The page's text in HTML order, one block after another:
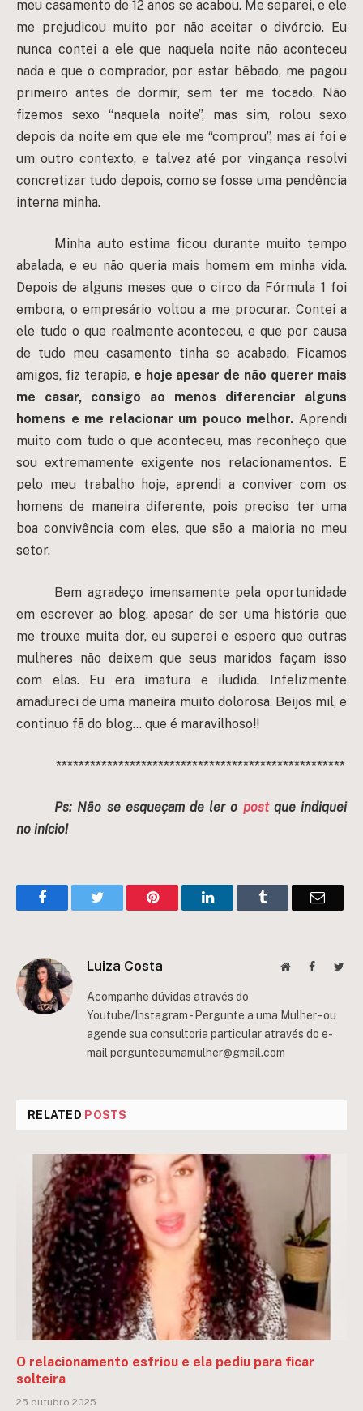
meu casamento de 12 anos se acabou. Me separei, e ele
me prejudicou muito por não aceitar o divórcio. Eu
nunca contei a ele que naquela noite não aconteceu
nada e que o comprador, por estar bêbado, me pagou
primeiro antes de dormir, sem ter me tocado. Não
fizemos sexo “naquela noite”, mas sim, rolou sexo
depois da noite em que ele me “comprou”, mas aí foi e
um outro contexto, e talvez até por vingança resolvi
concretizar tudo depois, como se fosse uma pendência
interna minha.
Minha auto estima ficou durante muito tempo
abalada, e eu não queria mais homem em minha vida.
Depois de alguns meses que o circo da Fórmula 1 foi
embora, o empresário voltou a me procurar. Contei a
ele tudo o que realmente aconteceu, e que por causa
de tudo meu casamento tinha se acabado. Ficamos
amigos, fiz terapia, e hoje apesar de não querer mais
me casar, consigo ao menos diferenciar alguns
homens e me relacionar um pouco melhor. Aprendi
muito com tudo o que aconteceu, mas reconheço que
sou extremamente exigente nos relacionamentos. E
pelo meu trabalho hoje, aprendi a conviver com os
homens de maneira diferente, pois preciso ter uma
boa convivência com eles, que são a maioria no meu
setor.
Bem agradeço imensamente pela oportunidade
em escrever ao blog, apesar de ser uma história que
me trouxe muita dor, eu superei e espero que outras
mulheres não deixem que seus maridos façam isso
com elas. Eu era imatura e iludida. Infelizmente
amadureci de uma maneira muito dolorosa. Beijos mil, e
continuo fã do blog… que é maravilhoso!!
***************************************************
Ps: Não se esqueçam de ler o postque indiquei
no início!
FacebookTwitter Pinterest LinkedInTumblr Email
Luiza Costa WebsiteFacebook
Acompanhe dúvidas através do
Youtube/Instagram - Pergunte a uma Mulher - ou
agende sua consultoria particular através do e-
mail pergunteaumamulher@gmail.com
RELATED POSTS
O relacionamento esfriou e ela pediu para ficar
solteira
25 outubro 2025